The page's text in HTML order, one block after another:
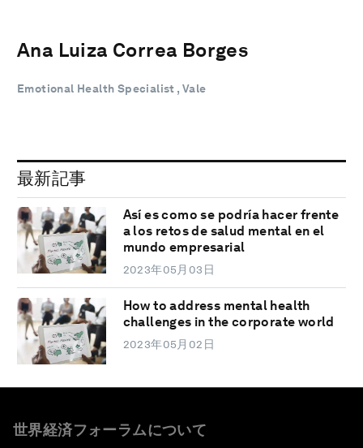
Ana Luiza Correa Borges
Emotional Health Specialist , Vale
最新記事
Así es como se podría hacer frente
a los retos de salud mental en el
mundo empresarial
2023年05月03日
How to address mental health
challenges in the corporate world
2023年05月02日
世界経済フォーラムについて